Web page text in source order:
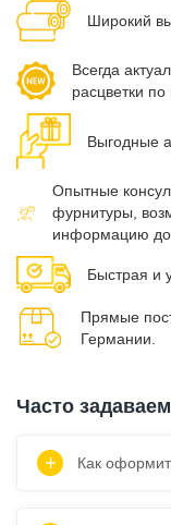
Широкий
Всегда
расцветки
Выгодные
Опытные
фурнитуры,
информацию
Быстрая и
Прямые
Германии.
Часто
Как